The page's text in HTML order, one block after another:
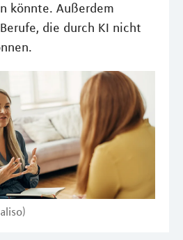
könnte. Außerdem
die durch KI nicht